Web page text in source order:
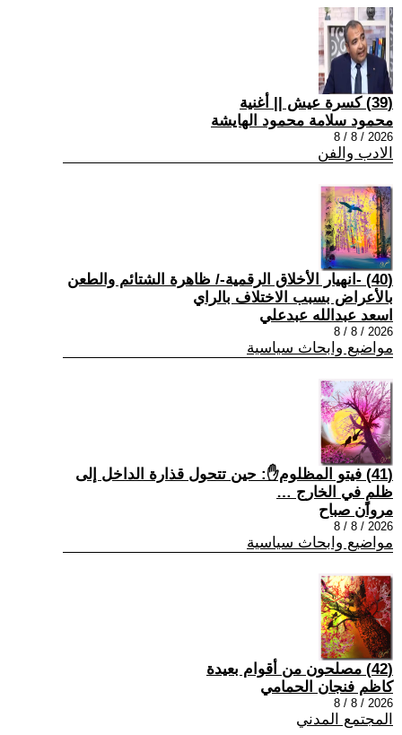
(39) كسرة عيش || أغنية
محمود سلامة محمود الهايشة
2026 / 8 / 8
الادب والفن
(40) -انهيار الأخلاق الرقمية-/ ظاهرة الشتائم والطعن
بالأعراض بسبب الاختلاف بالراي
اسعد عبدالله عبدعلي
2026 / 8 / 8
مواضيع وابحاث سياسية
(41) فيتو المظلوم✋: حين تتحول قذارة الداخل إلى
ظلمٍ في الخارج …
مروان صباح
2026 / 8 / 8
مواضيع وابحاث سياسية
(42) مصلحون من أقوام بعيدة
كاظم فنجان الحمامي
2026 / 8 / 8
المجتمع المدني